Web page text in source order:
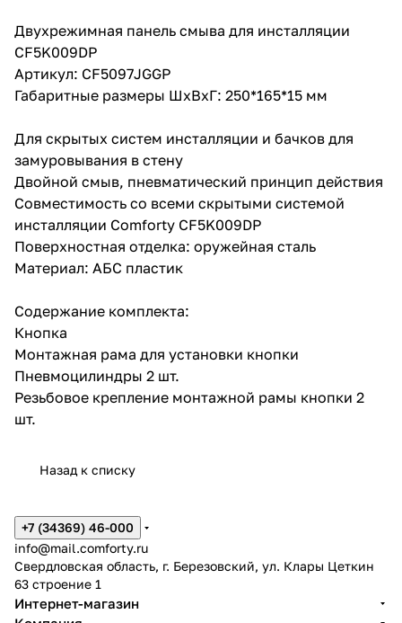
Двухрежимная панель смыва для инсталляции
CF5K009DP
Артикул: CF5097JGGP
Габаритные размеры ШхВхГ: 250*165*15 мм
Для скрытых систем инсталляции и бачков для
замуровывания в стену
Двойной смыв, пневматический принцип действия
Совместимость со всеми скрытыми системой
инсталляции Comforty CF5K009DP
Поверхностная отделка: оружейная сталь
Материал: АБС пластик
Содержание комплекта:
Кнопка
Монтажная рама для установки кнопки
Пневмоцилиндры 2 шт.
Резьбовое крепление монтажной рамы кнопки 2
шт.
Назад к списку
+7 (34369) 46-000
info@mail.comforty.ru
Свердловская область, г. Березовский, ул. Клары Цеткин
63 строение 1
Интернет-магазин